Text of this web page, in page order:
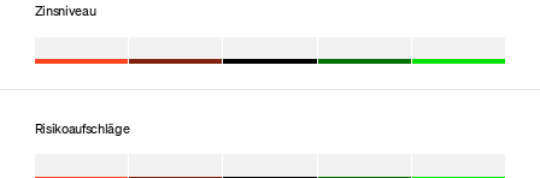
Zinsniveau
Risikoaufschläge